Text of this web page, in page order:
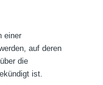
einer
auf deren
die
ist.